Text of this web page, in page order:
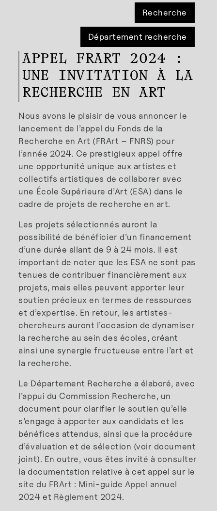
Recherche
Département recherche
APPEL FRART 2024 :
UNE INVITATION À LA
RECHERCHE EN ART
Nous avons le plaisir de vous annoncer le
lancement de l’appel du Fonds de la
Recherche en Art (FRArt – FNRS) pour
l’année 2024. Ce prestigieux appel offre
une opportunité unique aux artistes et
collectifs artistiques de collaborer avec
une École Supérieure d’Art (ESA) dans le
cadre de projets de recherche en art.
Les projets sélectionnés auront la
possibilité de bénéficier d’un financement
d’une durée allant de 9 à 24 mois. Il est
important de noter que les ESA ne sont pas
tenues de contribuer financièrement aux
projets, mais elles peuvent apporter leur
soutien précieux en termes de ressources
et d’expertise. En retour, les artistes-
chercheurs auront l’occasion de dynamiser
la recherche au sein des écoles, créant
ainsi une synergie fructueuse entre l’art et
la recherche.
Le Département Recherche a élaboré, avec
l’appui du Commission Recherche, un
document pour clarifier le soutien qu’elle
s’engage à apporter aux candidats et les
bénéfices attendus, ainsi que la procédure
d’évaluation et de sélection (voir document
joint). En outre, vous êtes invité à consulter
la documentation relative à cet appel sur le
site du FRArt : Mini-guide Appel annuel
2024 et Règlement 2024.